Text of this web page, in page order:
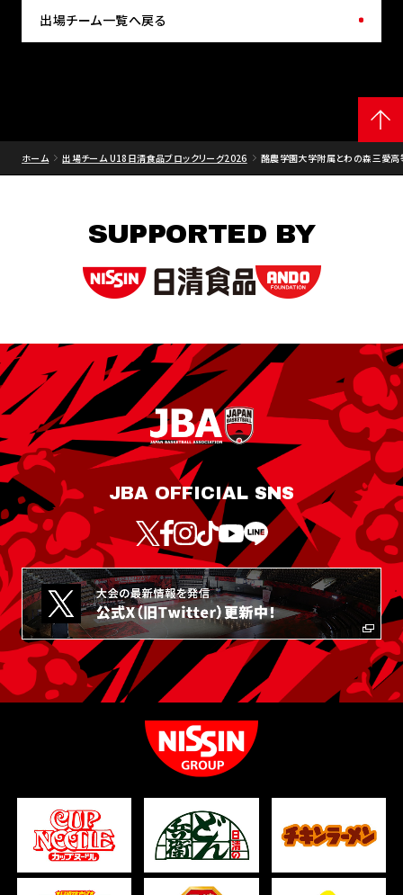
出場チーム一覧へ戻る
ホーム 出場チーム U18日清食品ブロックリーグ2026 酪農学園大学附属とわの森三愛高
SUPPORTED BY
JBA OFFICIAL SNS